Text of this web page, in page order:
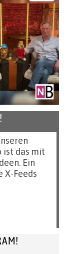
ist das mit
Ein
X-Feeds